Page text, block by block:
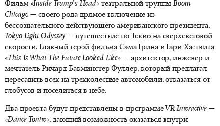
Фильм «Inside Trump’s Head» театральной труппыBoom
Chicago — своего рода прямое включение из
бессознательного действующего американского президента,
Tokyo Light Odyssey — путешествие по Токио на сверхсветовой
скорости. Главный герой фильма Сэма Грина и Гари Хаствита
«This Is What The Future Looked Like» — архитектор, инженер и
мечтатель Ричард Бакминстер Фуллер, который предлагал
пересадить всех на трехколесные автомобили, отказаться от
глобусов и поселиться в небе.
Два проекта будут представлены в программе VR Interactive —
«Dance Tonite», дающий возможность оказаться внутри